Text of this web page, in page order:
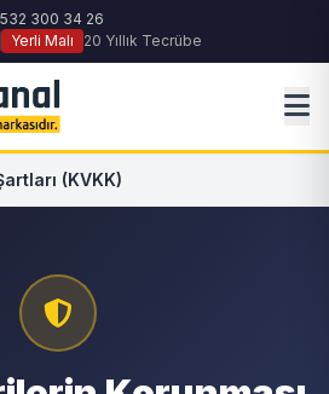
300 34 26
Yerli Malı 20 Yıllık Tecrübe
(KVKK)